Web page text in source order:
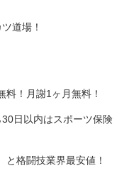
道場！
！月謝1ヶ月無料！
日以内はスポーツ保険
格闘技業界最安値！